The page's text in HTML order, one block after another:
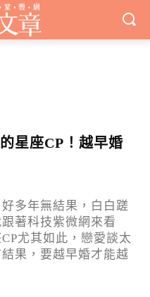
星座CP！越早婚
多年無結果，白白蹉
著科技紫微網來看
尤其如此，戀愛談太
果，要越早婚才能越